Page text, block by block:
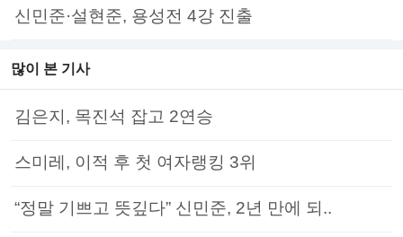
신민준·설현준, 용성전 4강 진출
많이 본 기사
김은지, 목진석 잡고 2연승
스미레, 이적 후 첫 여자랭킹 3위
“정말 기쁘고 뜻깊다” 신민준, 2년 만에 되..